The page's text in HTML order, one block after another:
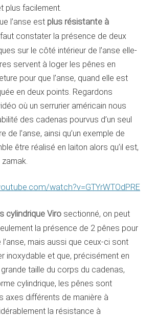
plus facilement.
l’anse est plus résistante à
faut constater la présence de deux
sur le côté intérieur de l’anse elle-
servent à loger les pênes en
pour que l’anse, quand elle est
en deux points. Regardons
où un serrurier américain nous
des cadenas pourvus d’un seul
de l’anse, ainsi qu’un exemple de
être réalisé en laiton alors qu’il est,
watch?v=GTYrWTOdPRE
cylindrique Viro sectionné, on peut
la présence de 2 pênes pour
l’anse, mais aussi que ceux-ci sont
inoxydable et que, précisément en
taille du corps du cadenas,
cylindrique, les pênes sont
axes différents de manière à
la résistance à